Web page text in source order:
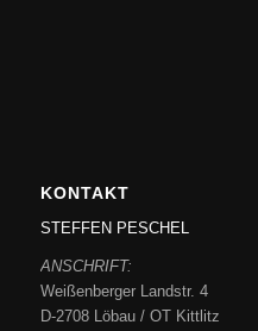
KONTAKT
STEFFEN PESCHEL
ANSCHRIFT:
Weißenberger Landstr. 4
D-2708 Löbau / OT Kittlitz